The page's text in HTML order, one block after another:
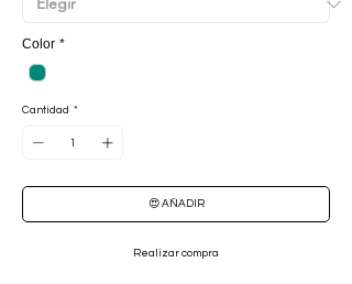
Color *
Cantidad *
😍 AÑADIR
Realizar compra